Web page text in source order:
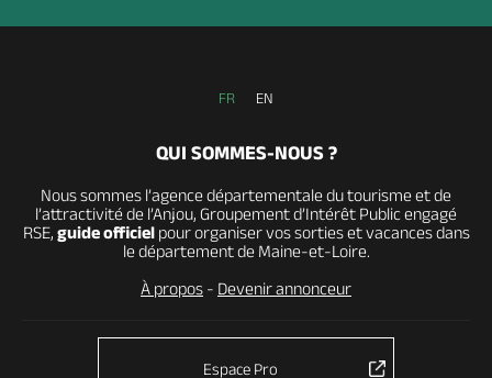
FR EN
QUI SOMMES-NOUS ?
Nous sommes l’agence départementale du tourisme et de
l’attractivité de l’Anjou, Groupement d’Intérêt Public engagé
RSE, guide officielpour organiser vos sorties et vacances dans
le département de Maine-et-Loire.
À propos - Devenir annonceur
Espace Pro